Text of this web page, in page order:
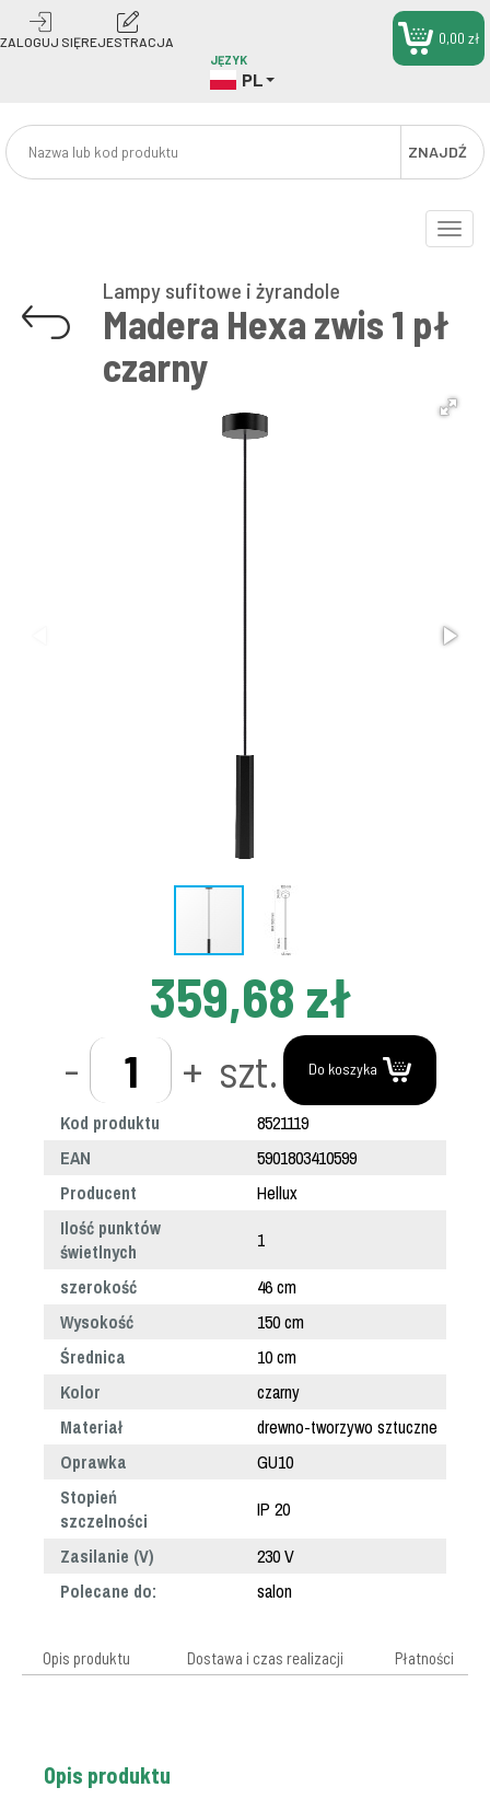
ZALOGUJ SIĘREJESTRACJA
JĘZYK
PL
ZNAJDŹ
0,00 zł
Toggle
Lampy sufitowe i żyrandole
Madera Hexa zwis 1 pł
czarny
359,68 zł
- + szt. Do koszyka
Kod produktu
8521119
EAN
5901803410599
Producent
Hellux
Ilość punktów
świetlnych
1
szerokość
46 cm
Wysokość
150 cm
Średnica
10 cm
Kolor
czarny
Materiał
drewno-tworzywo sztuczne
Oprawka
GU10
Stopień
szczelności
IP 20
Zasilanie (V)
230 V
Polecane do:
salon
Opis produktu Dostawa i czas realizacji Płatności
Opis produktu